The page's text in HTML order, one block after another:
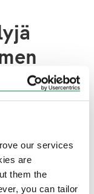
our services
are
them the
you can tailor
26.7.